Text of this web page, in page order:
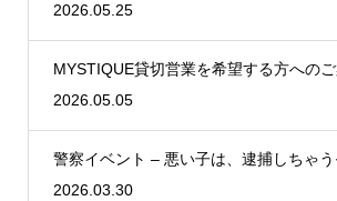
2026.05.25
MYSTIQUE貸切営業を希望する方への
2026.05.05
警察イベント – 悪い子は、逮捕しちゃ
2026.03.30